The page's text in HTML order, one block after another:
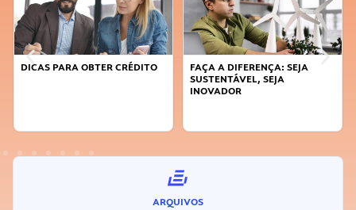
DICAS PARA OBTER CRÉDITO
FAÇA A DIFERENÇA: SEJA
SUSTENTÁVEL, SEJA
INOVADOR
ARQUIVOS